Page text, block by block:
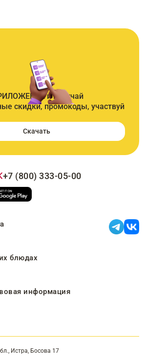
и получай
скидки, промокоды, участвуй
Скачать
+7 (800) 333-05-00
блюдах
информация
Истра, Босова 17